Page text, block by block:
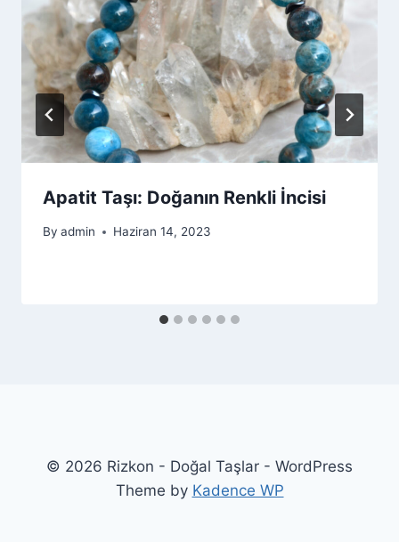
Apatit Taşı: Doğanın Renkli İncisi
By admin Haziran 14, 2023
© 2026 Rizkon - Doğal Taşlar - WordPress
Theme by Kadence WP